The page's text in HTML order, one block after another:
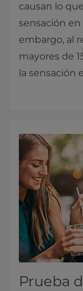
causan lo
sensación en
embargo, al
mayores de
la sensación
Prueba